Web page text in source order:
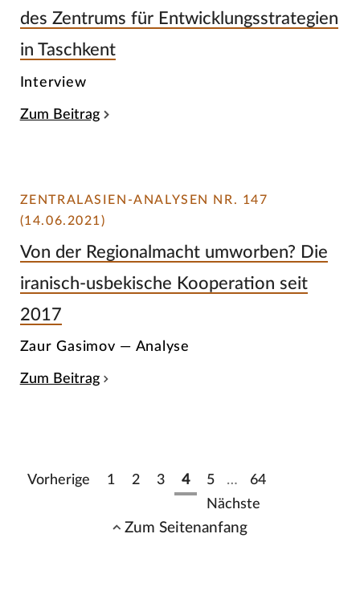
des Zentrums für Entwicklungsstrategien
in Taschkent
Interview
Zum Beitrag
ZENTRALASIEN-ANALYSEN NR. 147
(14.06.2021)
Von der Regionalmacht umworben? Die
iranisch-usbekische Kooperation seit
2017
Zaur Gasimov — Analyse
Zum Beitrag
Vorherige 1 2 3 4 5 …
64
Nächste
Zum Seitenanfang